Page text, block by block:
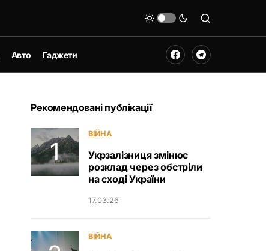
Авто Гаджети
Рекомендовані публікації
ВІЙНА
Укрзалізниця змінює
розклад через обстріли
на сході України
17.03.26
ВІЙНА